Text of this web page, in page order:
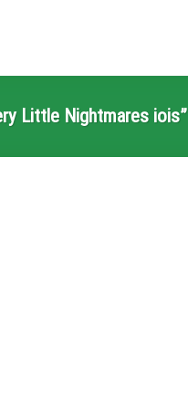
Little Nightmares iois”